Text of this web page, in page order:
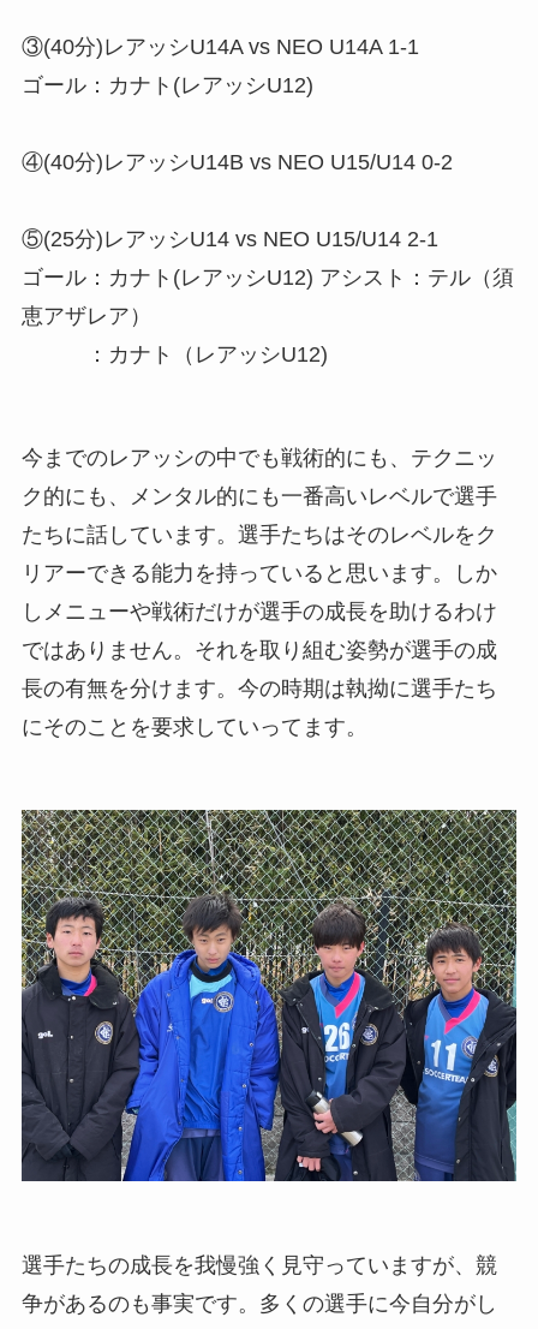
③(40分)レアッシU14A vs NEO U14A 1-1
ゴール：カナト(レアッシU12)
④(40分)レアッシU14B vs NEO U15/U14 0-2
⑤(25分)レアッシU14 vs NEO U15/U14 2-1
ゴール：カナト(レアッシU12) アシスト：テル（須
恵アザレア）
：カナト（レアッシU12)
今までのレアッシの中でも戦術的にも、テクニッ
ク的にも、メンタル的にも一番高いレベルで選手
たちに話しています。選手たちはそのレベルをク
リアーできる能力を持っていると思います。しか
しメニューや戦術だけが選手の成長を助けるわけ
ではありません。それを取り組む姿勢が選手の成
長の有無を分けます。今の時期は執拗に選手たち
にそのことを要求していってます。
選手たちの成長を我慢強く見守っていますが、競
争があるのも事実です。多くの選手に今自分がし